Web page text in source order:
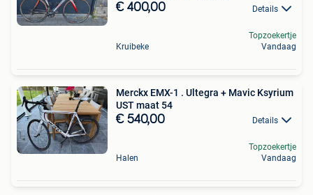
€ 400,00 Details
Kruibeke
Topzoekertje
Vandaag
Merckx EMX-1 . Ultegra + Mavic Ksyrium
UST maat 54
€ 540,00 Details
Halen
Topzoekertje
Vandaag